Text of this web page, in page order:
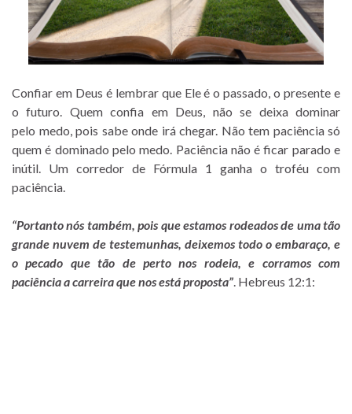
Confiar em Deus é lembrar que Ele é o passado, o presente e
o futuro. Quem confia em Deus, não se deixa dominar
pelo medo, pois sabe onde irá chegar. Não tem paciência só
quem é dominado pelo medo. Paciência não é ficar parado e
inútil. Um corredor de Fórmula 1 ganha o troféu com
paciência.
“Portanto nós também, pois que estamos rodeados de uma tão
grande nuvem de testemunhas, deixemos todo o embaraço, e
o pecado que tão de perto nos rodeia, e corramos com
paciência a carreira que nos está proposta”. Hebreus 12:1: